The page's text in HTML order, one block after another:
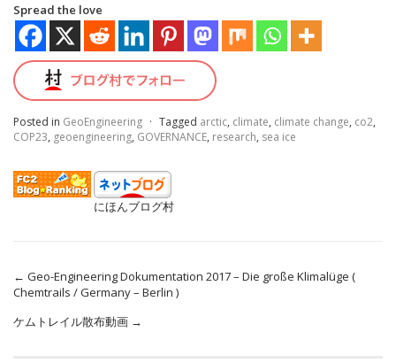
Spread the love
Posted in GeoEngineering · Tagged arctic, climate, climate change, co2,
COP23, geoengineering, GOVERNANCE, research, sea ice
にほんブログ村
← Geo-Engineering Dokumentation 2017 – Die große Klimalüge (
Chemtrails / Germany – Berlin )
ケムトレイル散布動画 →